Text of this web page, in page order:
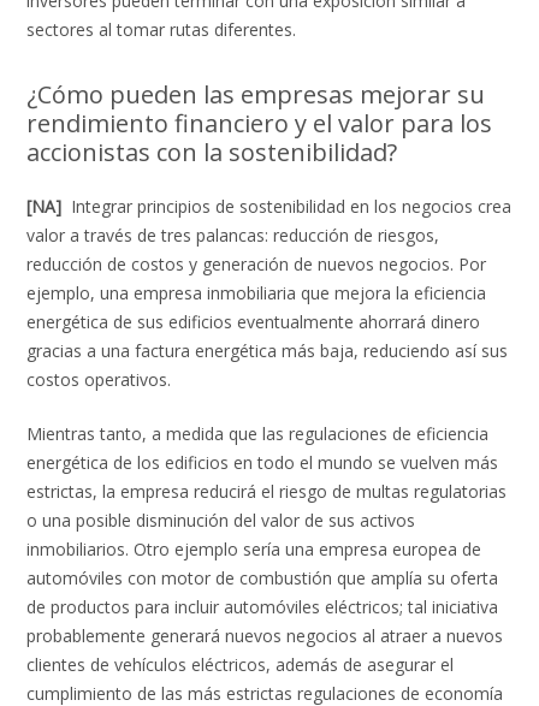
sectores al tomar rutas diferentes.
¿Cómo pueden las empresas mejorar su
rendimiento financiero y el valor para los
accionistas con la sostenibilidad?
[NA] Integrar principios de sostenibilidad en los negocios crea
valor a través de tres palancas: reducción de riesgos,
reducción de costos y generación de nuevos negocios. Por
ejemplo, una empresa inmobiliaria que mejora la eficiencia
energética de sus edificios eventualmente ahorrará dinero
gracias a una factura energética más baja, reduciendo así sus
costos operativos.
Mientras tanto, a medida que las regulaciones de eficiencia
energética de los edificios en todo el mundo se vuelven más
estrictas, la empresa reducirá el riesgo de multas regulatorias
o una posible disminución del valor de sus activos
inmobiliarios. Otro ejemplo sería una empresa europea de
automóviles con motor de combustión que amplía su oferta
de productos para incluir automóviles eléctricos; tal iniciativa
probablemente generará nuevos negocios al atraer a nuevos
clientes de vehículos eléctricos, además de asegurar el
cumplimiento de las más estrictas regulaciones de economía